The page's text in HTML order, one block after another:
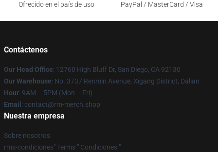
Ofrecido en el país de uso
PayPal / MasterCard / Visa
Contáctenos
Our Head Office: 12760 High Bluff Dr, San Diego, CA 92130
Our Warehouse: No. 3737 Renmin Avenue, Xigang District, Dalian
Hour: 9AM – 5PM (Mon – Fri)
Email : contact@rm-merch.shop
Nuestra empresa
Sobre nosotros
rms-condiciones" Terms " Condiciones "